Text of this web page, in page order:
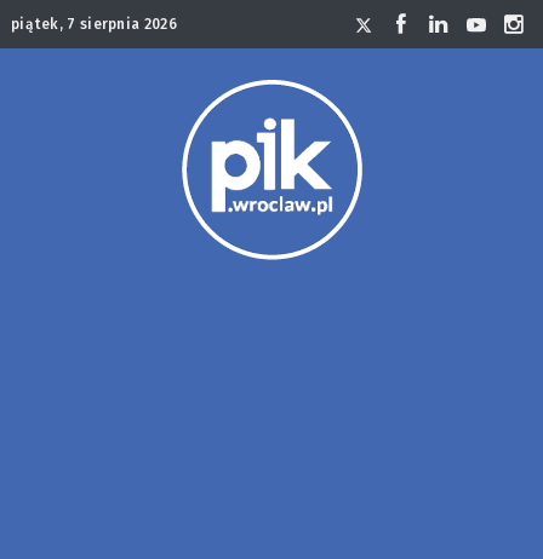
piątek, 7 sierpnia 2026